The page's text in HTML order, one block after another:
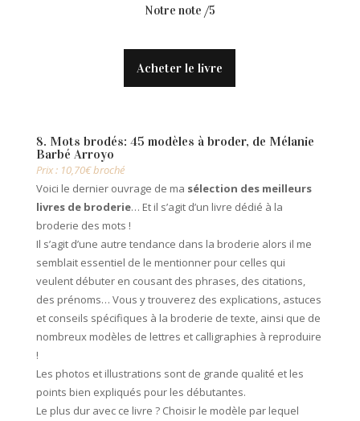
Notre note /5
Acheter le livre
8. Mots brodés: 45 modèles à broder, de Mélanie
Barbé Arroyo
Prix : 10,70€ broché
Voici le dernier ouvrage de ma sélection des meilleurs
livres de broderie… Et il s’agit d’un livre dédié à la
broderie des mots !
Il s’agit d’une autre tendance dans la broderie alors il me
semblait essentiel de le mentionner pour celles qui
veulent débuter en cousant des phrases, des citations,
des prénoms… Vous y trouverez des explications, astuces
et conseils spécifiques à la broderie de texte, ainsi que de
nombreux modèles de lettres et calligraphies à reproduire
!
Les photos et illustrations sont de grande qualité et les
points bien expliqués pour les débutantes.
Le plus dur avec ce livre ? Choisir le modèle par lequel